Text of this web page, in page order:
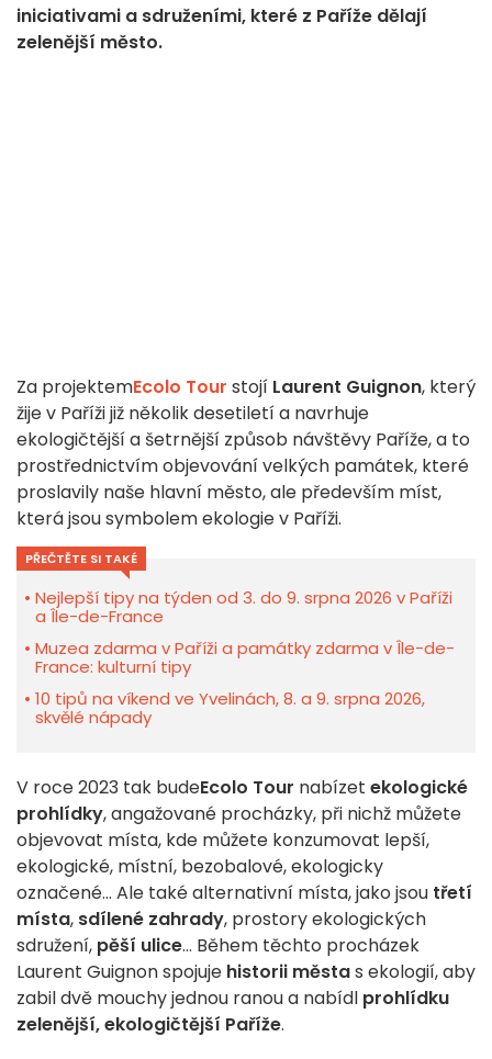
iniciativami a sdruženími, které z Paříže dělají
zelenější město.
Za projektemEcolo Tour stojí Laurent Guignon, který
žije v Paříži již několik desetiletí a navrhuje
ekologičtější a šetrnější způsob návštěvy Paříže, a to
prostřednictvím objevování velkých památek, které
proslavily naše hlavní město, ale především míst,
která jsou symbolem ekologie v Paříži.
PŘEČTĚTE SI TAKÉ
Nejlepší tipy na týden od 3. do 9. srpna 2026 v Paříži
a Île-de-France
Muzea zdarma v Paříži a památky zdarma v Île-de-
France: kulturní tipy
10 tipů na víkend ve Yvelinách, 8. a 9. srpna 2026,
skvělé nápady
V roce 2023 tak budeEcolo Tour nabízet ekologické
prohlídky, angažované procházky, při nichž můžete
objevovat místa, kde můžete konzumovat lepší,
ekologické, místní, bezobalové, ekologicky
označené... Ale také alternativní místa, jako jsou třetí
místa, sdílené zahrady, prostory ekologických
sdružení, pěší ulice... Během těchto procházek
Laurent Guignon spojuje historii městas ekologií, aby
zabil dvě mouchy jednou ranou a nabídl prohlídku
zelenější, ekologičtější Paříže.